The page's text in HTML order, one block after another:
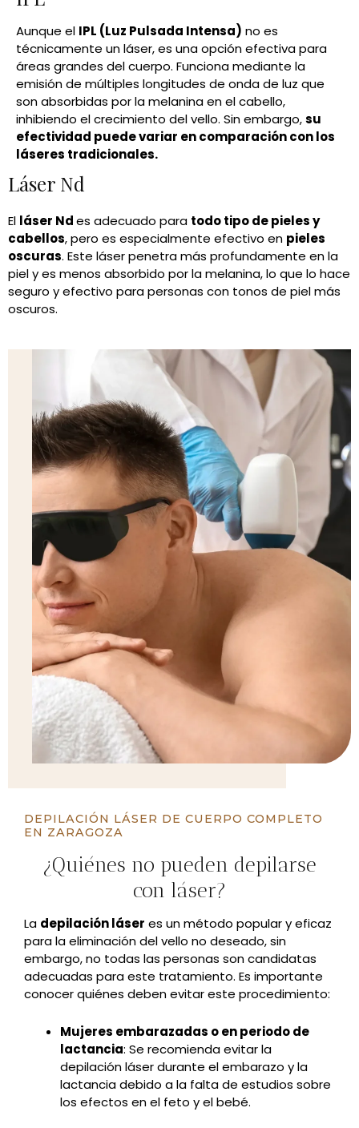
Aunque el IPL (Luz Pulsada Intensa) no es
técnicamente un láser, es una opción efectiva para
áreas grandes del cuerpo. Funciona mediante la
emisión de múltiples longitudes de onda de luz que
son absorbidas por la melanina en el cabello,
inhibiendo el crecimiento del vello. Sin embargo,su
efectividad puede variar en comparación con los
láseres tradicionales.
Láser Nd
El láser Ndes adecuado para todo tipo de pieles y
cabellos, pero es especialmente efectivo en pieles
oscuras. Este láser penetra más profundamente en la
piel y es menos absorbido por la melanina, lo que lo hace
seguro y efectivo para personas con tonos de piel más
oscuros.
DEPILACIÓN LÁSER DE CUERPO COMPLETO
EN ZARAGOZA
¿Quiénes no pueden depilarse
con láser?
La depilación láser es un método popular y eficaz
para la eliminación del vello no deseado, sin
embargo, no todas las personas son candidatas
adecuadas para este tratamiento. Es importante
conocer quiénes deben evitar este procedimiento:
Mujeres embarazadas o en periodo de
lactancia: Se recomienda evitar la
depilación láser durante el embarazo y la
lactancia debido a la falta de estudios sobre
los efectos en el feto y el bebé.